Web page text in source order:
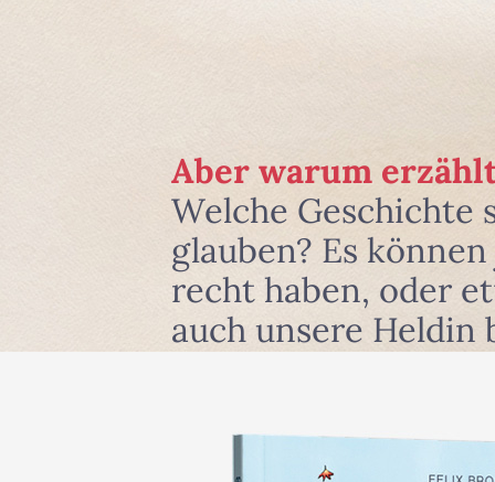
Aber warum
Welche Geschichte
glauben? Es
recht haben, oder
auch unsere Heldin